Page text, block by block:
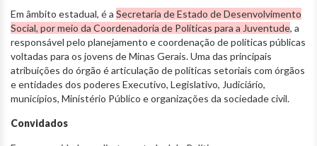
Em âmbito estadual, é a Secretaria de Estado de Desenvolvimento
Social, por meio da Coordenadoria de Políticas para a Juventude, a
responsável pelo planejamento e coordenação de políticas públicas
voltadas para os jovens de Minas Gerais. Uma das principais
atribuições do órgão é articulação de políticas setoriais com órgãos
e entidades dos poderes Executivo, Legislativo, Judiciário,
municípios, Ministério Público e organizações da sociedade civil.
Convidados